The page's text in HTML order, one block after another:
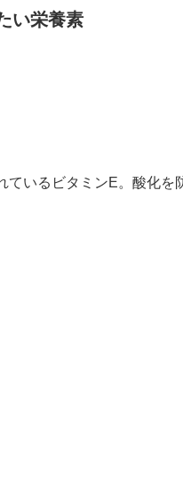
い栄養素
ているビタミンE。酸化を